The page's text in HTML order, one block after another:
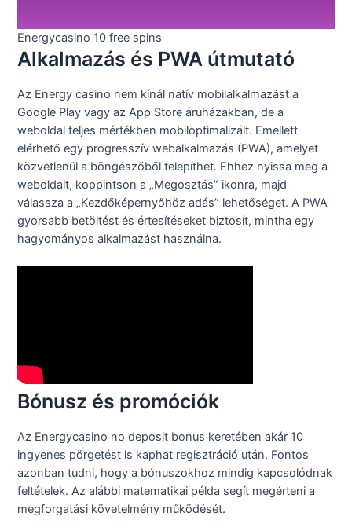
Energycasino 10 free spins
Alkalmazás és PWA útmutató
Az Energy casino nem kínál natív mobilalkalmazást a
Google Play vagy az App Store áruházakban, de a
weboldal teljes mértékben mobiloptimalizált. Emellett
elérhető egy progresszív webalkalmazás (PWA), amelyet
közvetlenül a böngészőből telepíthet. Ehhez nyissa meg a
weboldalt, koppintson a „Megosztás” ikonra, majd
válassza a „Kezdőképernyőhöz adás” lehetőséget. A PWA
gyorsabb betöltést és értesítéseket biztosít, mintha egy
hagyományos alkalmazást használna.
Bónusz és promóciók
Az Energycasino no deposit bonus keretében akár 10
ingyenes pörgetést is kaphat regisztráció után. Fontos
azonban tudni, hogy a bónuszokhoz mindig kapcsolódnak
feltételek. Az alábbi matematikai példa segít megérteni a
megforgatási követelmény működését.